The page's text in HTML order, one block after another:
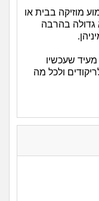
מוזיקה בבית או
בהרבה
שעכשיו
ולכל מה